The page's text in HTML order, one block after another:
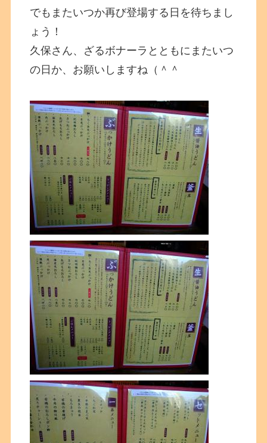
でもまたいつか再び登場する日を待ちまし
ょう！
久保さん、ざるボナーラとともにまたいつ
の日か、お願いしますね（＾＾